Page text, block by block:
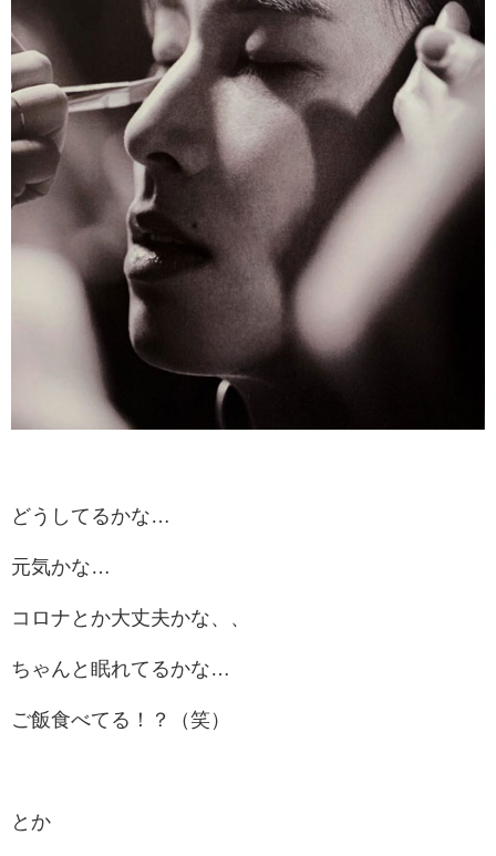
どうしてるかな…
元気かな…
コロナとか大丈夫かな、、
ちゃんと眠れてるかな…
ご飯食べてる！？（笑）
とか